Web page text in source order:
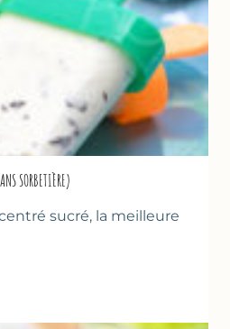
SORBETIÈRE)
sucré, la meilleure